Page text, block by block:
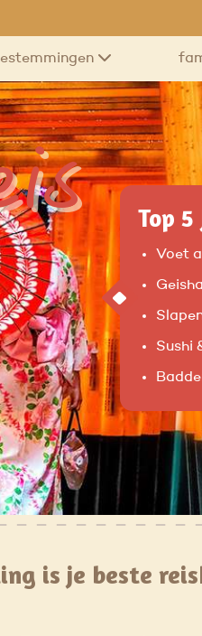
Top 5
Voet
Sushi
is je beste